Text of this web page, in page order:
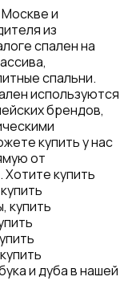
и
из
спален на
спальни.
используются
брендов,
купить у нас
от
купить
купить
и дуба в нашей